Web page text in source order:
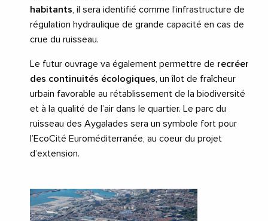
habitants , il sera identifié comme l’infrastructure de
régulation hydraulique de grande capacité en cas de
crue du ruisseau.
Le futur ouvrage va également permettre de recréer
des continuités écologiques , un îlot de fraîcheur
urbain favorable au rétablissement de la biodiversité
et à la qualité de l’air dans le quartier. Le parc du
ruisseau des Aygalades sera un symbole fort pour
l’EcoCité Euroméditerranée, au coeur du projet
d’extension.